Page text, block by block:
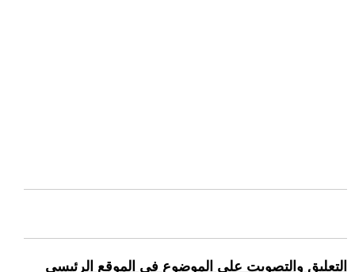
التعليق والتصويت على الموضوع في الموقع الرئيسي